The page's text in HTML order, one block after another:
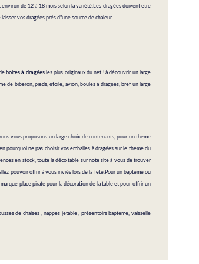
de 12 à 18 mois selon la variété.Les dragées doivent etre
vos dragées prés d"une source de chaleur.
boites à dragéesles plus originaux du net ! à découvrir un large
de biberon, pieds, étoile, avion, boules à dragées, bref un large
vous proposons un large choix de contenants, pour un theme
pourquoi ne pas choisir vos emballes à dragées sur le theme du
en stock, toute ladéco table sur note site à vous de trouver
pouvoir offrir à vous inviés lors de la fete.Pour un bapteme ou
place pirate pour la décoration de la table et pour offrir un
de chaises , nappes jetable , présentoirs bapteme, vaisselle